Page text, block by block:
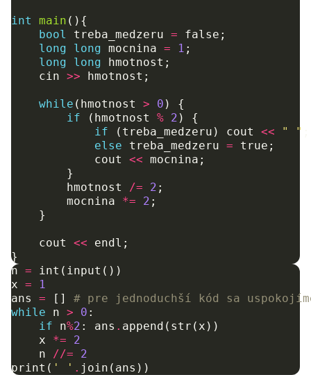
int main (){
bool
treba_medzeru = false ;
long
long mocnina = 1 ;
long
long hmotnost ;
cin >> hmotnost ;
while ( hmotnost > 0 )
{
if
( hmotnost % 2 )
{
if
( treba_medzeru ) cout << " "
else
treba_medzeru = true ;
cout
<< mocnina ;
}
hmotnost
/= 2 ;
mocnina
*= 2 ;
}
cout << endl ;
}
n = int ( input ())
x =
1
ans
= []
# pre jednoduchší kód sa
while
n > 0 :
if
n%2 : ans . append ( str ( x ))
x
*=
2
n
//=
2
print ( ' ' . join ( ans ))